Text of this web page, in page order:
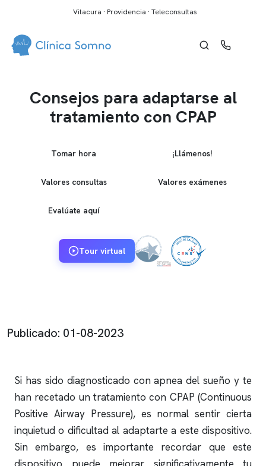
Vitacura · Providencia · Teleconsultas
Consejos para adaptarse al
tratamiento con CPAP
Tomar hora ¡Llámenos!
Valores consultas Valores exámenes
Evalúate aquí
Tour virtual
Publicado: 01-08-2023
Si has sido diagnosticado conapnea del sueño y te
han recetado un tratamiento con CPAP (Continuous
Positive Airway Pressure), es normal sentir cierta
inquietud o dificultad al adaptarte a este dispositivo.
Sin embargo, es importante recordar que este